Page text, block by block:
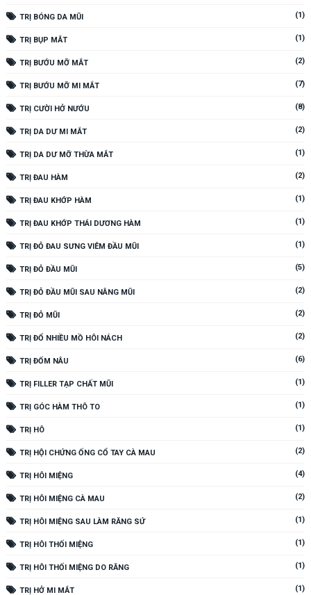
TRỊ BÓNG DA MŨI (1)
TRỊ BỤP MẮT (1)
TRỊ BƯỚU MỠ MẮT (2)
TRỊ BƯỚU MỠ MI MẮT (7)
TRỊ CƯỜI HỞ NƯỚU (8)
TRỊ DA DƯ MI MẮT (2)
TRỊ DA DƯ MỠ THỪA MẮT (1)
TRỊ ĐAU HÀM (2)
TRỊ ĐAU KHỚP HÀM (1)
TRỊ ĐAU KHỚP THÁI DƯƠNG HÀM (1)
TRỊ ĐỎ ĐAU SƯNG VIÊM ĐẦU MŨI (1)
TRỊ ĐỎ ĐẦU MŨI (5)
TRỊ ĐỎ ĐẦU MŨI SAU NÂNG MŨI (2)
TRỊ ĐỎ MŨI (2)
TRỊ ĐỔ NHIỀU MỒ HÔI NÁCH (2)
TRỊ ĐỐM NÂU (6)
TRỊ FILLER TẠP CHẤT MŨI (1)
TRỊ GÓC HÀM THÔ TO (1)
TRỊ HÔ (1)
TRỊ HỘI CHỨNG ỐNG CỔ TAY CÀ MAU (2)
TRỊ HÔI MIỆNG (4)
TRỊ HÔI MIỆNG CÀ MAU (2)
TRỊ HÔI MIỆNG SAU LÀM RĂNG SỨ (1)
TRỊ HÔI THỐI MIỆNG (1)
TRỊ HÔI THỐI MIỆNG DO RĂNG (1)
TRỊ HỞ MI MẮT (1)